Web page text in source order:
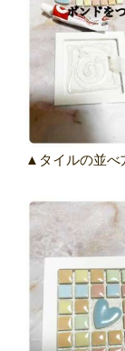
▲タイルの並べ